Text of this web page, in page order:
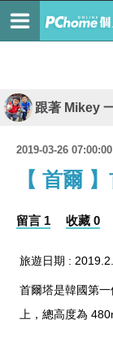
跟著 Mikey
2019-03-26 07:00:00
【 首爾
留言 1 收藏 0
旅遊日期 :
首爾塔是韓國第
上，總高度為